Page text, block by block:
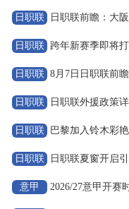
中甲 08-09
中甲 08-09
广州豹 VS
高清
中超 08-09
日职联
日职联
日职联
日职联
日职联
日职联
意甲